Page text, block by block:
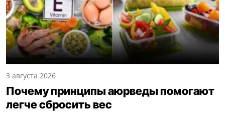
3 августа 2026
Почему принципы аюрведы помогают
легче сбросить вес